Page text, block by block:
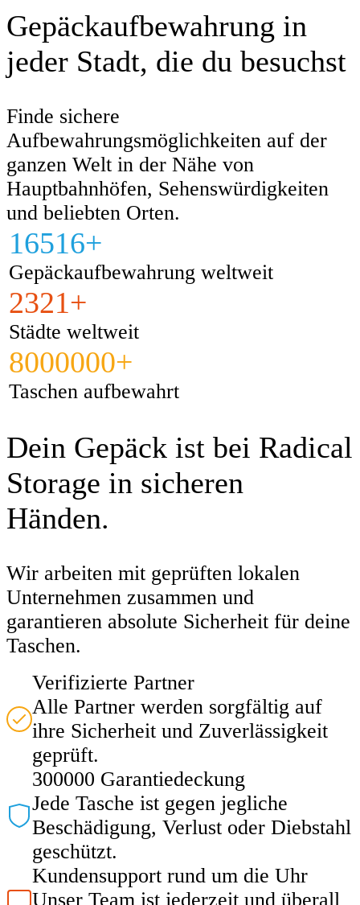
Gepäckaufbewahrung in
jeder Stadt, die du besuchst
Finde sichere
Aufbewahrungsmöglichkeiten auf der
ganzen Welt in der Nähe von
Hauptbahnhöfen, Sehenswürdigkeiten
und beliebten Orten.
16516+
Gepäckaufbewahrung weltweit
2321+
Städte weltweit
8000000+
Taschen aufbewahrt
Dein Gepäck ist bei Radical
Storage in sicheren
Händen.
Wir arbeiten mit geprüften lokalen
Unternehmen zusammen und
garantieren absolute Sicherheit für deine
Taschen.
Verifizierte Partner
Alle Partner werden sorgfältig auf
ihre Sicherheit und Zuverlässigkeit
geprüft.
300000 Garantiedeckung
Jede Tasche ist gegen jegliche
Beschädigung, Verlust oder Diebstahl
geschützt.
Kundensupport rund um die Uhr
Unser Team ist jederzeit und überall